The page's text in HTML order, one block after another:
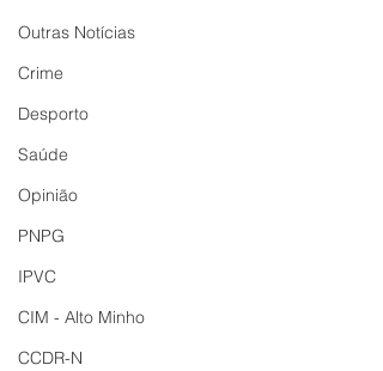
Outras Notícias
Crime
Desporto
Saúde
Opinião
PNPG
IPVC
CIM - Alto Minho
CCDR-N